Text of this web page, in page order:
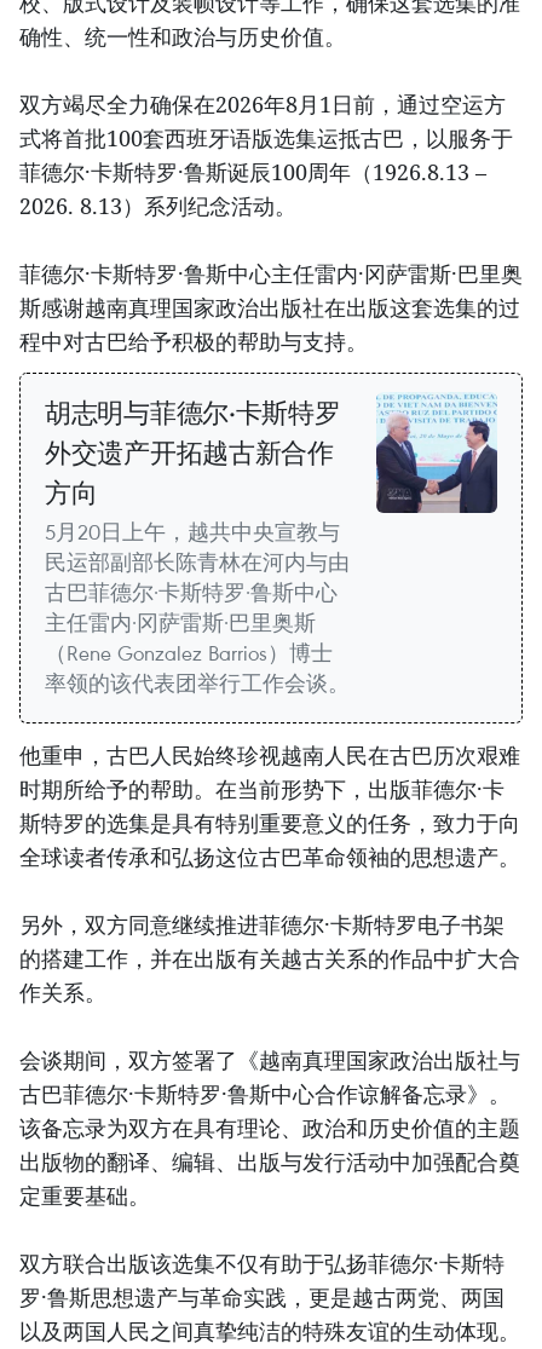
确性、统一性和政治与历史价值。
双方竭尽全力确保在2026年8月1日前，通过空运方
式将首批100套西班牙语版选集运抵古巴，以服务于
菲德尔·卡斯特罗·鲁斯诞辰100周年（1926.8.13 –
2026. 8.13）系列纪念活动。
菲德尔·卡斯特罗·鲁斯中心主任雷内·冈萨雷斯·巴里奥
斯感谢越南真理国家政治出版社在出版这套选集的过
程中对古巴给予积极的帮助与支持。
胡志明与菲德尔·卡斯特罗
外交遗产开拓越古新合作
方向
5月20日上午，越共中央宣教与
民运部副部长陈青林在河内与由
古巴菲德尔·卡斯特罗·鲁斯中心
主任雷内·冈萨雷斯·巴里奥斯
（Rene Gonzalez Barrios）博士
率领的该代表团举行工作会谈。
他重申，古巴人民始终珍视越南人民在古巴历次艰难
时期所给予的帮助。在当前形势下，出版菲德尔·卡
斯特罗的选集是具有特别重要意义的任务，致力于向
全球读者传承和弘扬这位古巴革命领袖的思想遗产。
另外，双方同意继续推进菲德尔·卡斯特罗电子书架
的搭建工作，并在出版有关越古关系的作品中扩大合
作关系。
会谈期间，双方签署了《越南真理国家政治出版社与
古巴菲德尔·卡斯特罗·鲁斯中心合作谅解备忘录》。
该备忘录为双方在具有理论、政治和历史价值的主题
出版物的翻译、编辑、出版与发行活动中加强配合奠
定重要基础。
双方联合出版该选集不仅有助于弘扬菲德尔·卡斯特
罗·鲁斯思想遗产与革命实践，更是越古两党、两国
以及两国人民之间真挚纯洁的特殊友谊的生动体现。